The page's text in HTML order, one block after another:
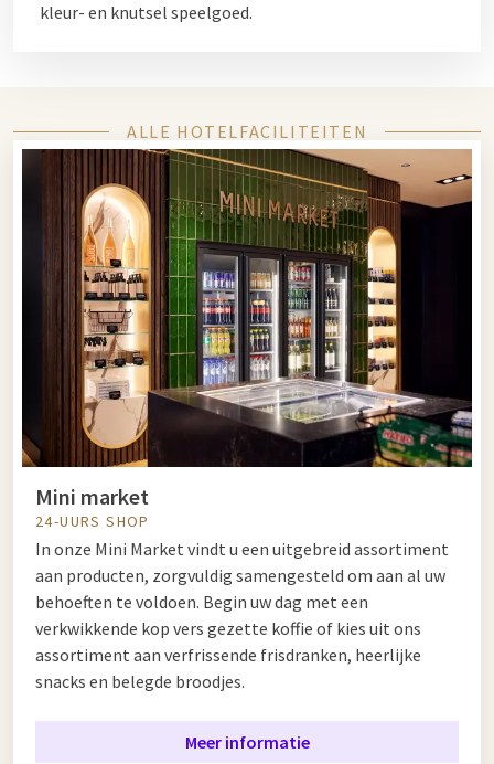
kleur- en knutsel speelgoed.
ALLE HOTELFACILITEITEN
Mini market
24-UURS SHOP
In onze Mini Market vindt u een uitgebreid assortiment
aan producten, zorgvuldig samengesteld om aan al uw
behoeften te voldoen. Begin uw dag met een
verkwikkende kop vers gezette koffie of kies uit ons
assortiment aan verfrissende frisdranken, heerlijke
snacks en belegde broodjes.
Meer informatie